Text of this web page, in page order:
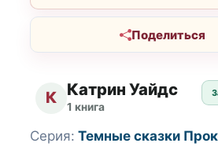
Поделиться
К Катрин Уайдс
1 книга
Серия: Темные сказки